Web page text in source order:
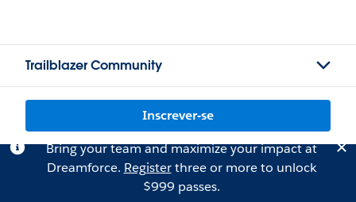
Trailblazer Community
Inscrever-se
Bring your team and maximize your impact at
Dreamforce. Registerthree or more to unlock
$999 passes.